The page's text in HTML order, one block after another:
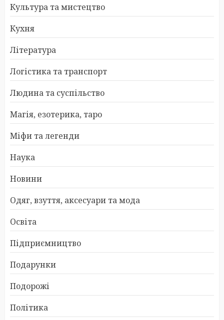
Культура та мистецтво
Кухня
Література
Логістика та транспорт
Людина та суспільство
Магія, езотерика, таро
Міфи та легенди
Наука
Новини
Одяг, взуття, аксесуари та мода
Освіта
Підприємництво
Подарунки
Подорожі
Політика